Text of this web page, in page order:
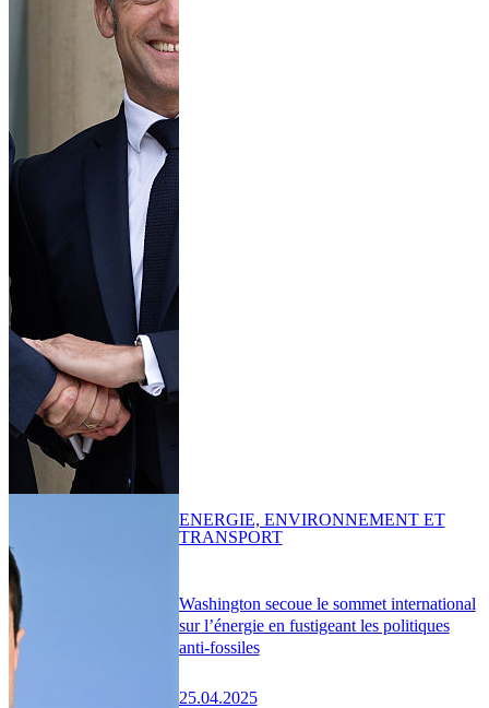
Washington secoue le sommet international
sur l’énergie en fustigeant les politiques
anti-fossiles
25.04.2025
ENERGIE, ENVIRONNEMENT ET
TRANSPORT